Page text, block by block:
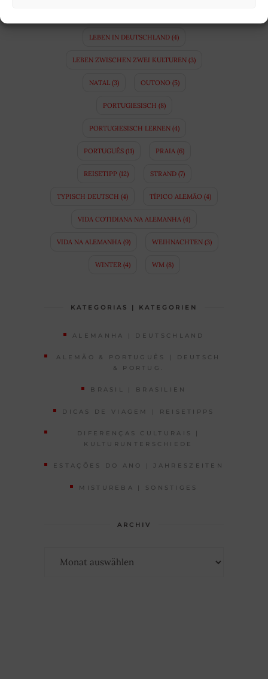
LEBEN IN DEUTSCHLAND (4)
LEBEN ZWISCHEN ZWEI KULTUREN (3)
NATAL(3) OUTONO (5)
PORTUGIESISCH (8)
PORTUGIESISCH LERNEN(4)
PORTUGUÊS (11) PRAIA (6)
REISETIPP(12) STRAND(7)
TYPISCH DEUTSCH (4) TÍPICO ALEMÃO (4)
VIDA COTIDIANA NA ALEMANHA (4)
VIDA NA ALEMANHA(9) WEIHNACHTEN(3)
WINTER(4) WM(8)
KATEGORIAS | KATEGORIEN
ALEMANHA | DEUTSCHLAND
ALEMÃO & PORTUGUÊS | DEUTSCH
& PORTUG.
BRASIL | BRASILIEN
DICAS DE VIAGEM | REISETIPPS
DIFERENÇAS CULTURAIS |
KULTURUNTERSCHIEDE
ESTAÇÕES DO ANO | JAHRESZEITEN
MISTUREBA | SONSTIGES
ARCHIV